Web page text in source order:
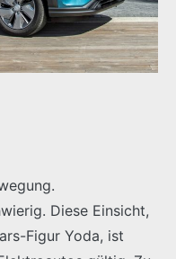
Diese Einsicht,
Figur Yoda, ist